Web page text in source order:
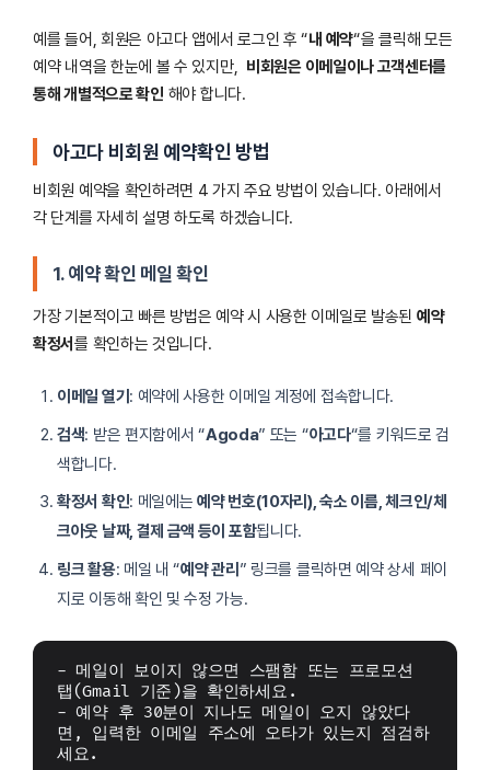
예를 들어, 회원은 아고다 앱에서 로그인 후 “내 예약“을 클릭해 모든
예약 내역을 한눈에 볼 수 있지만, 비회원은 이메일이나 고객센터를
통해 개별적으로 확인 해야 합니다.
아고다 비회원 예약확인 방법
비회원 예약을 확인하려면 4 가지 주요 방법이 있습니다. 아래에서
각 단계를 자세히 설명 하도록 하겠습니다.
1. 예약 확인 메일 확인
가장 기본적이고 빠른 방법은 예약 시 사용한 이메일로 발송된 예약
확정서를 확인하는 것입니다.
이메일 열기 : 예약에 사용한 이메일 계정에 접속합니다.
검색: 받은 편지함에서 “Agoda” 또는 “아고다“를 키워드로 검
색합니다.
확정서 확인: 메일에는예약 번호(10자리), 숙소 이름, 체크인/체
크아웃 날짜, 결제 금액 등이 포함됩니다.
링크 활용: 메일 내 “예약 관리 ” 링크를 클릭하면 예약 상세 페이
지로 이동해 확인 및 수정 가능.
- 메일이 보이지 않으면 스팸함 또는 프로모션
탭(Gmail 기준)을 확인하세요.
- 예약 후 30분이 지나도 메일이 오지 않았다
면, 입력한 이메일 주소에 오타가 있는지 점검하
세요.